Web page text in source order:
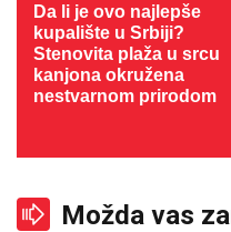
Da li je ovo najlepše
kupalište u Srbiji?
Stenovita plaža u srcu
kanjona okružena
nestvarnom prirodom
Možda vas